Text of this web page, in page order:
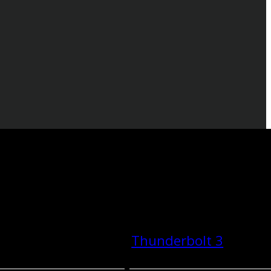
Thunderbolt 3